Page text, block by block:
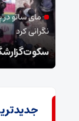
مای ساتو در
نگرانی کرد
سکوت